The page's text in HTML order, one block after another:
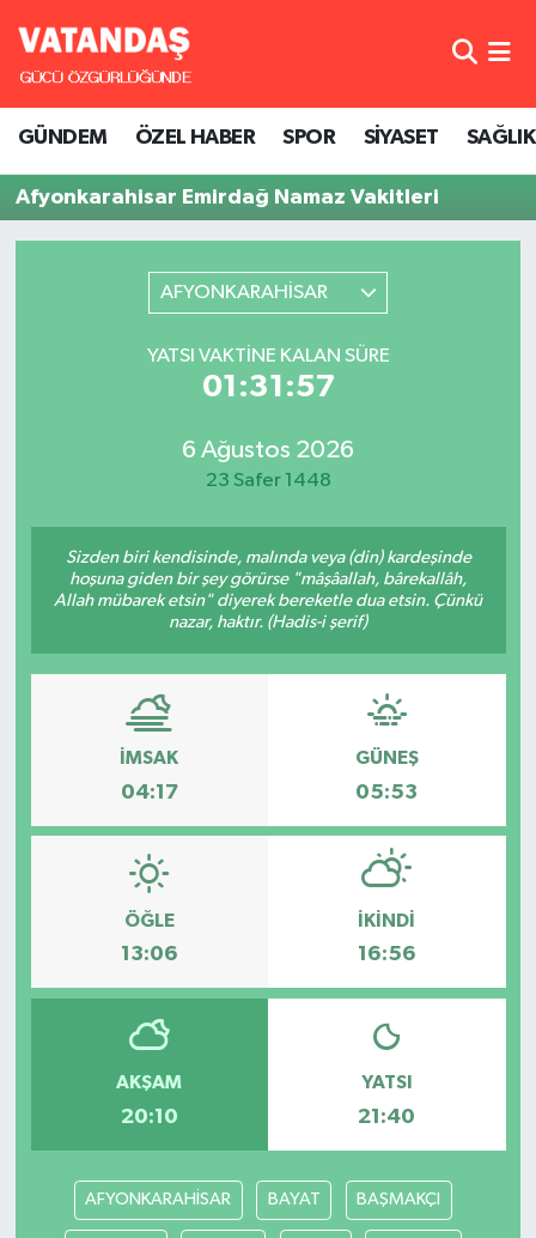
GÜNDEM ÖZEL HABER SPOR SİYASET SAĞLIK
Afyonkarahisar Emirdağ Namaz Vakitleri
AFYONKARAHİSAR
YATSI VAKTINE KALAN SÜRE
01:31:57
6 Ağustos 2026
23 Safer 1448
Sizden biri kendisinde, malında veya (din) kardeşinde
hoşuna giden bir şey görürse "mâşâallah, bârekallâh,
Allah mübarek etsin" diyerek bereketle dua etsin. Çünkü
nazar, haktır. (Hadis-i şerif)
İMSAK
04:17
GÜNEŞ
05:53
ÖĞLE
13:06
İKINDI
16:56
AKŞAM
20:10
YATSI
21:40
AFYONKARAHİSAR BAYAT BAŞMAKÇI
GÜNDEM
Hava Durumu
Süper Lig Puan Durumu ve Fikstür
Tüm Manşetler